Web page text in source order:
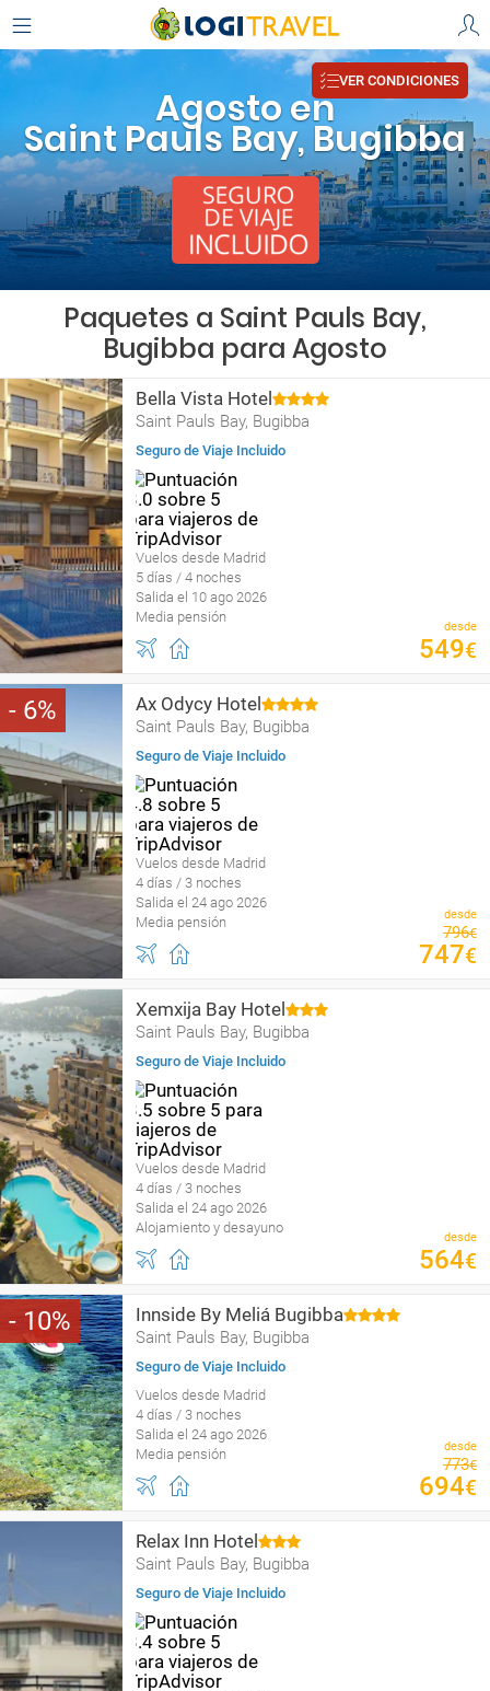
Agosto en
Saint Pauls Bay, Bugibba
VER CONDICIONES
Paquetes a Saint Pauls Bay,
Bugibba para Agosto
Bella Vista Hotel
Saint Pauls Bay, Bugibba
Seguro de Viaje Incluido
Vuelos desde Madrid
5 días / 4 noches
Salida el 10 ago 2026
Media pensión
desde
549€
6 Ax Odycy Hotel
Saint Pauls Bay, Bugibba
Seguro de Viaje Incluido
Vuelos desde Madrid
4 días / 3 noches
Salida el 24 ago 2026
Media pensión
desde
796€
747€
Xemxija Bay Hotel
Saint Pauls Bay, Bugibba
Seguro de Viaje Incluido
Vuelos desde Madrid
4 días / 3 noches
Salida el 24 ago 2026
Alojamiento y desayuno
desde
564€
10 Innside By Meliá Bugibba
Saint Pauls Bay, Bugibba
Seguro de Viaje Incluido
Vuelos desde Madrid
4 días / 3 noches
Salida el 24 ago 2026
Media pensión
desde
773€
694€
Relax Inn Hotel
Saint Pauls Bay, Bugibba
Seguro de Viaje Incluido